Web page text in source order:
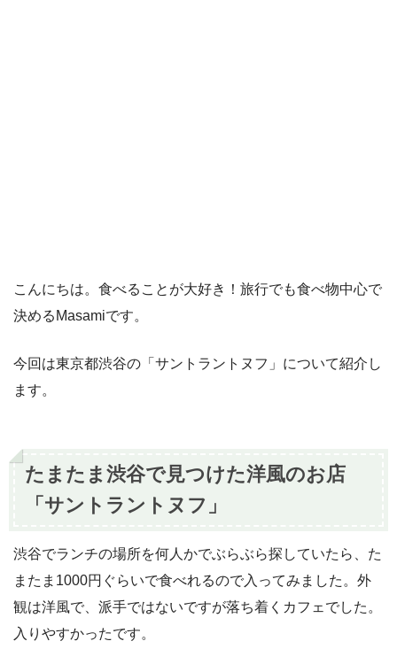
こんにちは。食べることが大好き！旅行でも食べ物中心で
決めるMasamiです。
今回は東京都渋谷の「サントラントヌフ」について紹介し
ます。
たまたま渋谷で見つけた洋風のお店
「サントラントヌフ」
渋谷でランチの場所を何人かでぶらぶら探していたら、た
またま1000円ぐらいで食べれるので入ってみました。外
観は洋風で、派手ではないですが落ち着くカフェでした。
入りやすかったです。